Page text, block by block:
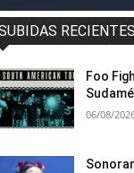
RECIENTES
Foo
06/08/